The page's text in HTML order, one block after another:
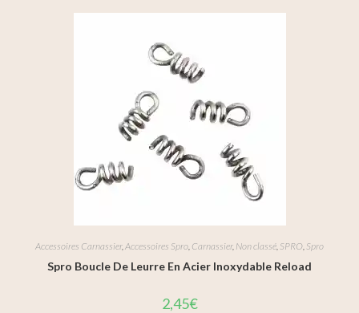
Accessoires Carnassier, Accessoires Spro Carnassier, Non classé SPRO Spro
Spro Boucle De Leurre En Acier Inoxydable Reload
2,45€